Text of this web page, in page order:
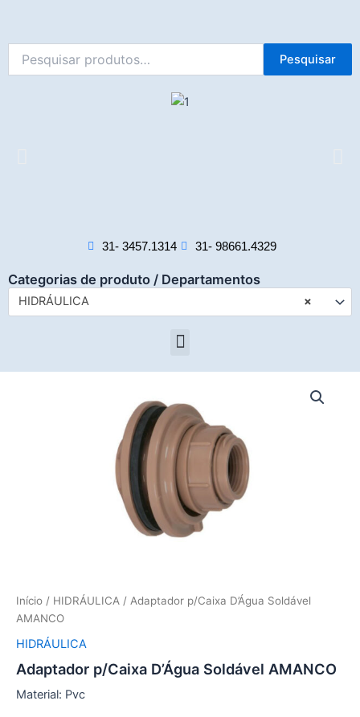
conteúdo
por:
Pesquisar
31- 3457.1314 31- 98661.4329
Categorias de produto / Departamentos
×
HIDRÁULICA
Menu
Início / HIDRÁULICA / Adaptador p/Caixa D’Água Soldável
AMANCO
HIDRÁULICA
Adaptador p/Caixa D’Água Soldável AMANCO
Material: Pvc